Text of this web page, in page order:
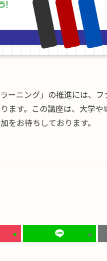
ーニング」の推進には、フ
ます。この講座は、大学や
をお待ちしております。